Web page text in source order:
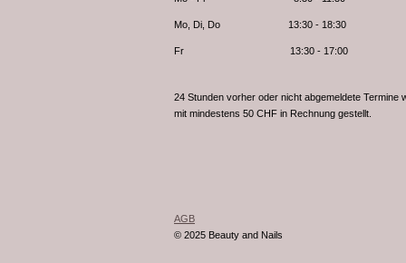
Mo, Di, Do 13:30 - 18:30
Fr 13:30 - 17:00
24 Stunden vorher oder nicht abgemeldete Termine
mit mindestens 50 CHF in Rechnung gestellt.
AGB
© 2025 Beauty and Nails